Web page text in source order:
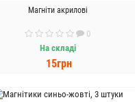
Магніти акрилові
0
На складі
15грн
ДО КОШИКА